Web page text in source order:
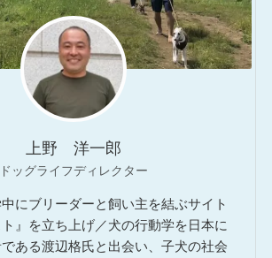
上野 洋一郎
ドッグライフディレクター
にブリーダーと飼い主を結ぶサイト
ト』を立ち上げ／犬の行動学を日本に
ある渡辺格氏と出会い、子犬の社会